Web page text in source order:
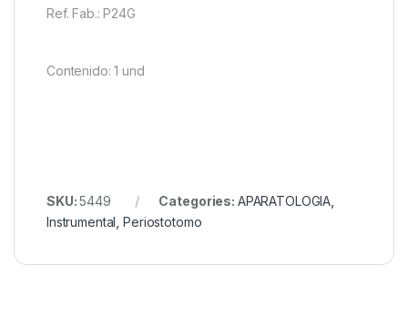
Ref. Fab.: P24G
Contenido: 1 und
SKU:5449 Categories: APARATOLOGIA
Instrumental ,Periostotomo